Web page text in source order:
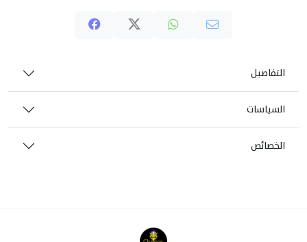
التفاصيل
السياسات
الخصائص